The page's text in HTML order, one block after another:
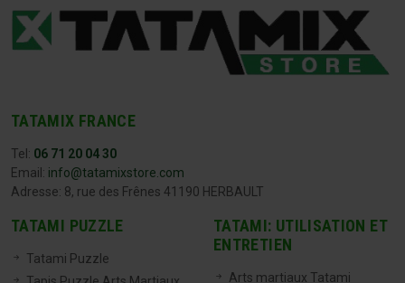
TATAMIX FRANCE
Tel: 06 71 20 04 30
Email: info@tatamixstore.com
Adresse: 8, rue des Frênes 41190 HERBAULT
TATAMI PUZZLE
Tatami Puzzle
TATAMI: UTILISATION ET
ENTRETIEN
Arts martiaux Tatami